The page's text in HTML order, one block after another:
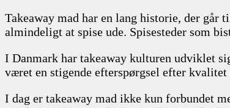
Takeaway mad har en lang historie, der
almindeligt at spise ude. Spisesteder som
I Danmark har takeaway kulturen udviklet
været en stigende efterspørgsel efter
I dag er takeaway mad ikke kun forbundet